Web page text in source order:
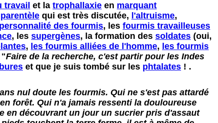
travail et la trophallaxie en marquant
qui est très discutée, l'altruisme,
des fourmis, les fourmis travailleuses
, les supergènes, la formation des soldates (oui,
, les fourmis alliées de l'homme, les fourmis
"Faire de la recherche, c'est partir pour les Indes
et que je suis tombé sur les phtalates ! .
nul doute les fourmis. Qui ne s'est pas attardé
forêt. Qui n'a jamais ressenti la douloureuse
en découvrant un jour un sucrier pris d'assaut